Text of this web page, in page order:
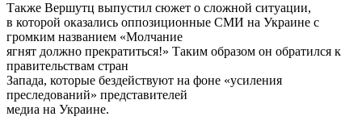
Также Вершутц выпустил сюжет о сложной ситуации,
в которой оказались оппозиционные СМИ на Украине с
громким названием «Молчание
ягнят должно прекратиться!» Таким образом он обратился к
правительствам стран
Запада, которые бездействуют на фоне «усиления
преследований» представителей
медиа на Украине.